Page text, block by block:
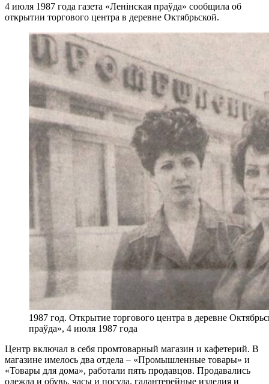
4 июля 1987 года газета «Ленінская праўда» сообщила об
открытии торгового центра в деревне Октябрьской.
1987 год. Открытие торгового центра в деревне
праўда», 4 июля 1987 года
Центр включал в себя промтоварный магазин и кафетерий. В
магазине имелось два отдела – «Промышленные товары» и
«Товары для дома», работали пять продавцов. Продавались
одежда и обувь, часы и посуда, галантерейные изделия и